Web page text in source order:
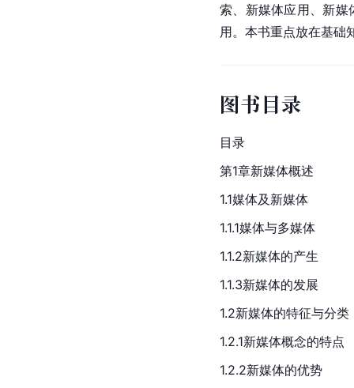
索、新媒体应用、新媒
用。本书重点放在基础
图书目录
目录
第1章新媒体概述
1.1媒体及新媒体
1.1.1媒体与多媒体
1.1.2新媒体的产生
1.1.3新媒体的发展
1.2新媒体的特征与分类
1.2.1新媒体概念的特点
1.2.2新媒体的优势